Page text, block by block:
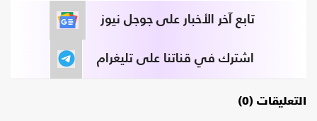
تابع آخر الأخبار على جوجل نيوز
اشترك في قناتنا على تليغرام
التعليقات (0)